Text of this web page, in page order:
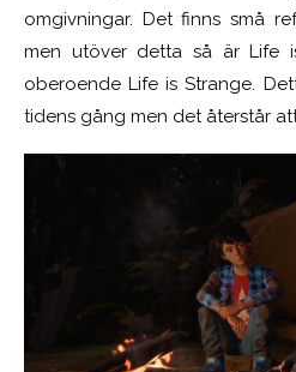
omgivningar. Det finns små
men utöver detta så är Life
oberoende Life is Strange.
tidens gång men det återstår